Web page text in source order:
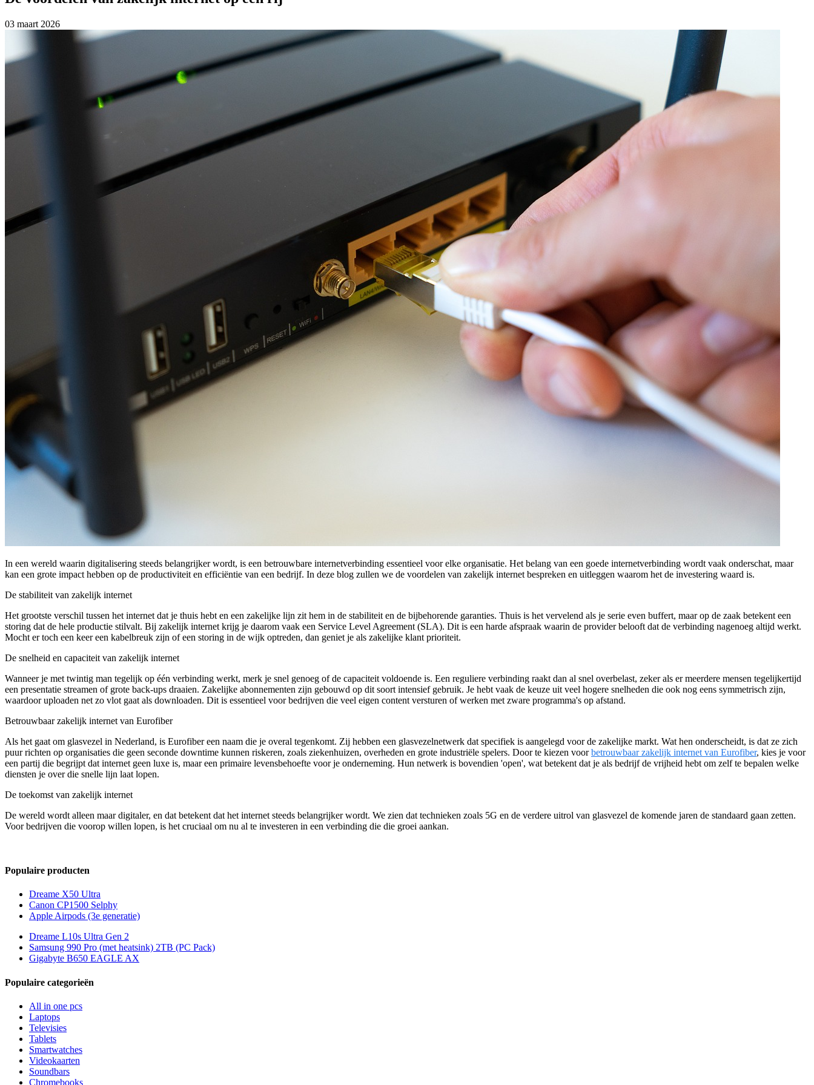
03 maart 2026
In een wereld waarin digitalisering steeds belangrijker wordt, is een betrouwbare internetverbinding essentieel voor elke organisatie. Het belang van een goede internetverbinding wordt vaak onderschat, maar
kan een grote impact hebben op de productiviteit en efficiëntie van een bedrijf. In deze blog zullen we de voordelen van zakelijk internet bespreken en uitleggen waarom het de investering waard is.
De stabiliteit van zakelijk internet
Het grootste verschil tussen het internet dat je thuis hebt en een zakelijke lijn zit hem in de stabiliteit en de bijbehorende garanties. Thuis is het vervelend als je serie even buffert, maar op de zaak betekent een
storing dat de hele productie stilvalt. Bij zakelijk internet krijg je daarom vaak een Service Level Agreement (SLA). Dit is een harde afspraak waarin de provider belooft dat de verbinding nagenoeg altijd werkt.
Mocht er toch een keer een kabelbreuk zijn of een storing in de wijk optreden, dan geniet je als zakelijke klant prioriteit.
De snelheid en capaciteit van zakelijk internet
Wanneer je met twintig man tegelijk op één verbinding werkt, merk je snel genoeg of de capaciteit voldoende is. Een reguliere verbinding raakt dan al snel overbelast, zeker als er meerdere mensen tegelijkertijd
een presentatie streamen of grote back-ups draaien. Zakelijke abonnementen zijn gebouwd op dit soort intensief gebruik. Je hebt vaak de keuze uit veel hogere snelheden die ook nog eens symmetrisch zijn,
waardoor uploaden net zo vlot gaat als downloaden. Dit is essentieel voor bedrijven die veel eigen content versturen of werken met zware programma's op afstand.
Betrouwbaar zakelijk internet van Eurofiber
Als het gaat om glasvezel in Nederland, is Eurofiber een naam die je overal tegenkomt. Zij hebben een glasvezelnetwerk dat specifiek is aangelegd voor de zakelijke markt. Wat hen onderscheidt, is dat ze zich
puur richten op organisaties die geen seconde downtime kunnen riskeren, zoals ziekenhuizen, overheden en grote industriële spelers. Door te kiezen voorbetrouwbaar zakelijk internet van Eurofiber, kies je voor
een partij die begrijpt dat internet geen luxe is, maar een primaire levensbehoefte voor je onderneming. Hun netwerk is bovendien 'open', wat betekent dat je als bedrijf de vrijheid hebt om zelf te bepalen welke
diensten je over die snelle lijn laat lopen.
De toekomst van zakelijk internet
De wereld wordt alleen maar digitaler, en dat betekent dat het internet steeds belangrijker wordt. We zien dat technieken zoals 5G en de verdere uitrol van glasvezel de komende jaren de standaard gaan zetten.
Voor bedrijven die voorop willen lopen, is het cruciaal om nu al te investeren in een verbinding die die groei aankan.
Populaire producten
Dreame X50 Ultra
Canon CP1500 Selphy
Apple Airpods (3e generatie)
Dreame L10s Ultra Gen 2
Samsung 990 Pro (met heatsink) 2TB (PC Pack)
Gigabyte B650 EAGLE AX
Populaire categorieën
All in one pcs
Laptops
Televisies
Tablets
Smartwatches
Videokaarten
Soundbars
Chromebooks